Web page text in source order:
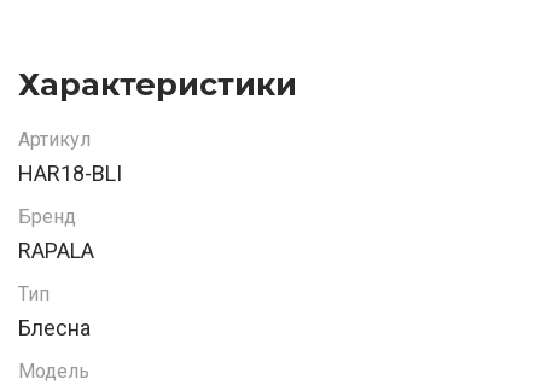
Характеристики
Артикул
HAR18-BLI
Бренд
RAPALA
Тип
Блесна
Модель